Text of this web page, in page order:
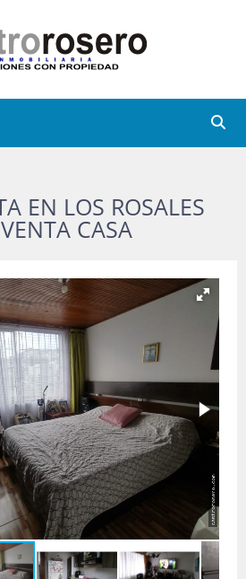
EN LOS ROSALES
CASA